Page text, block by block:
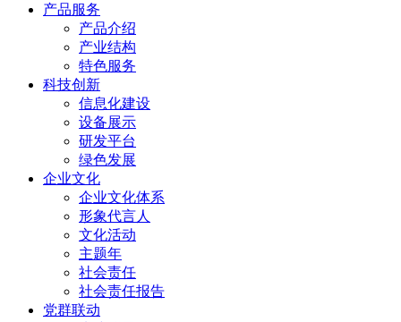
产品服务
产品介绍
产业结构
特色服务
科技创新
信息化建设
设备展示
研发平台
绿色发展
企业文化
企业文化体系
形象代言人
文化活动
主题年
社会责任
社会责任报告
党群联动